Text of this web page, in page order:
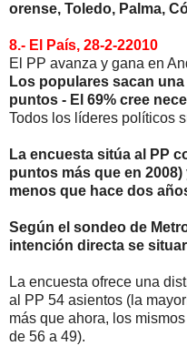
orense, Toledo, Palma,
8.- El País, 28-2-22010
El PP avanza y gana en
Los populares sacan
puntos - El 69% cree
Todos los líderes políticos
La encuesta sitúa al PP
puntos más que en 2008)
menos que hace dos
Según el sondeo de
intención directa se
La encuesta ofrece una
al PP 54 asientos (la
más que ahora, los
de 56 a 49).